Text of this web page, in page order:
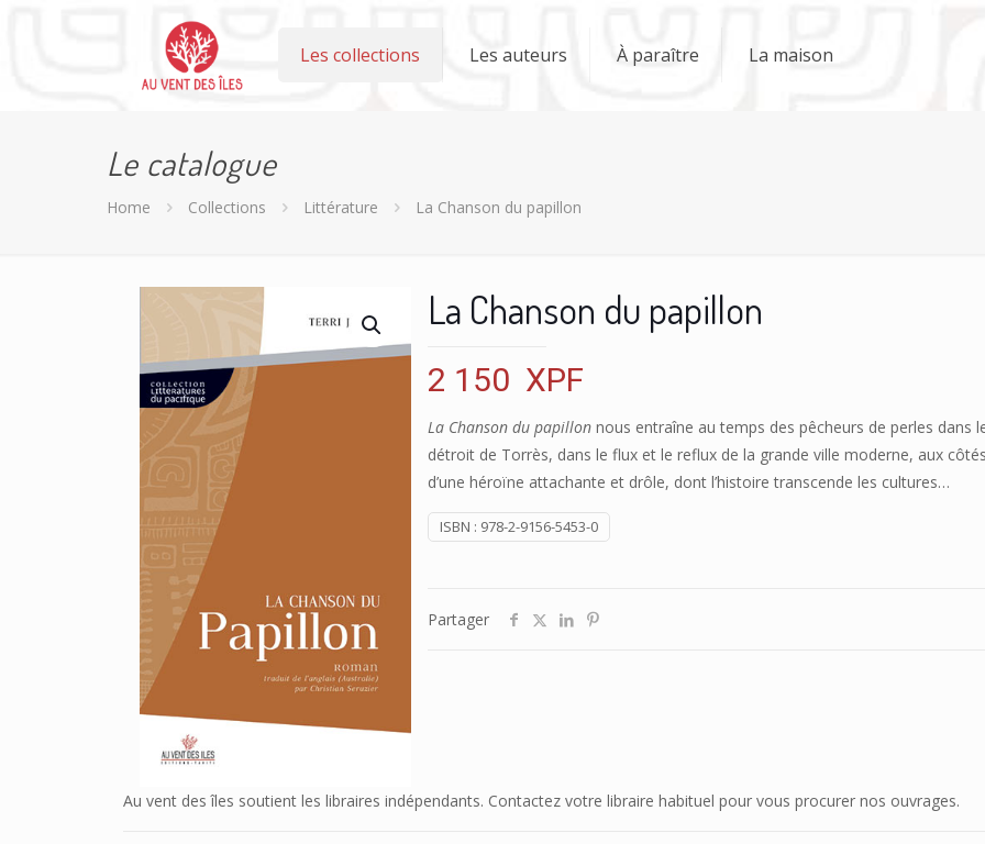
Les collections Les auteurs À paraître La maison
Le catalogue
Home Collections Littérature La Chanson du papillon
La Chanson du papillon
2 150 XPF
La Chanson du papillon nous entraîne au temps des pêcheurs de perles dans
détroit de Torrès, dans le flux et le reflux de la grande ville moderne, aux
d’une héroïne attachante et drôle, dont l’histoire transcende les cultures…
ISBN : 978-2-9156-5453-0
Partager
Au vent des îles soutient les libraires indépendants. Contactez votre libraire habituel pour vous procurer nos ouvrages.